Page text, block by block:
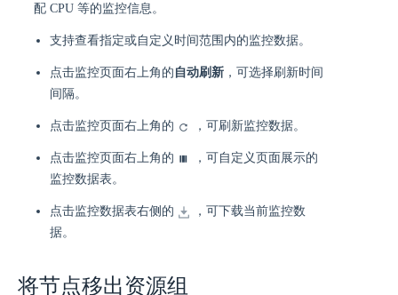
配 CPU 等的监控信息。
支持查看指定或自定义时间范围内的监控数据。
点击监控页面右上角的 自动刷新 ，可选择刷新时间
间隔。
点击监控页面右上角的 ，可刷新监控数据。
点击监控页面右上角的
，可自定义页面展示的
监控数据表。
点击监控数据表右侧的
，可下载当前监控数
据。
将节点移出资源组